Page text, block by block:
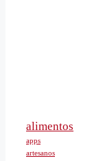
alimentos
apps
artesanos